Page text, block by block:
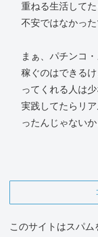
重ねる生活して
不安ではなかった
まぁ、パチンコ
稼ぐのはできる
ってくれる人は
実践してたらリ
ったんじゃないか
このサイトはスパ